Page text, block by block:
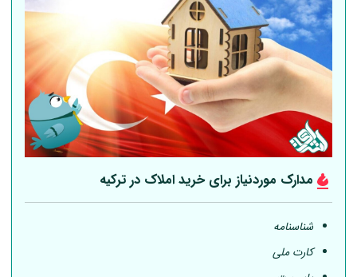
مدارک موردنیاز برای خرید املاک در ترکیه
شناسنامه
کارت ملی